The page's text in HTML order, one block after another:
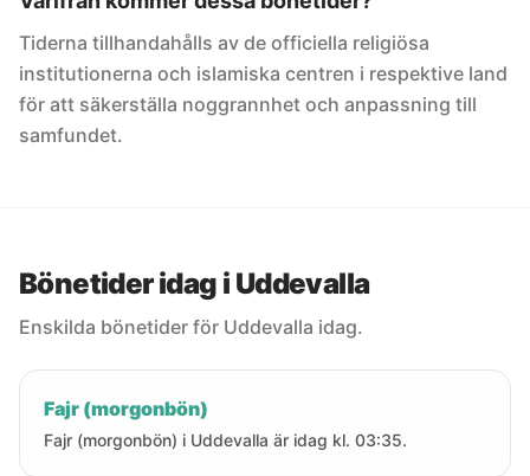
Tiderna tillhandahålls av de officiella religiösa
institutionerna och islamiska centren i respektive land
för att säkerställa noggrannhet och anpassning till
samfundet.
Bönetider idag i Uddevalla
Enskilda bönetider för Uddevalla idag.
Fajr (morgonbön)
Fajr (morgonbön) i Uddevalla är idag kl. 03:35.